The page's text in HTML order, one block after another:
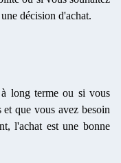
décision d'achat.
long terme ou si vous
que vous avez besoin
l'achat est une bonne